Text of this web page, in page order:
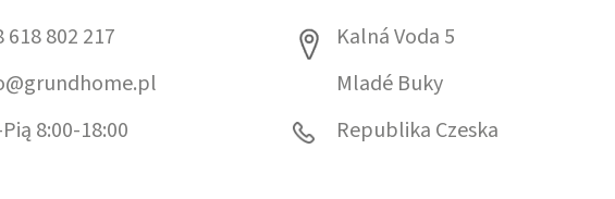
618 802 217
8:00-18:00
Kalná Voda 5
Mladé Buky
Republika Czeska